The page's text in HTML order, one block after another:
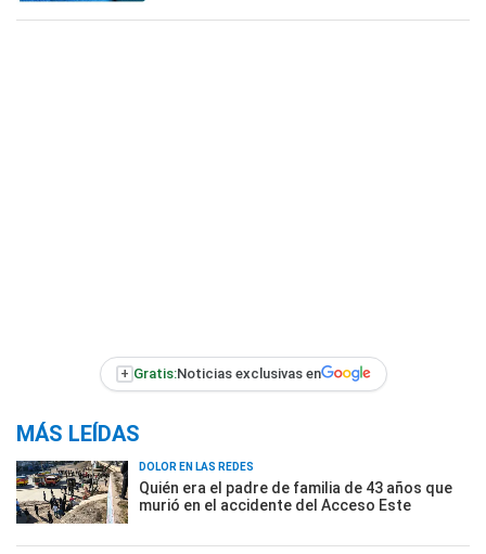
+ Gratis:Noticias exclusivas en
MÁS LEÍDAS
DOLOR EN LAS REDES
Quién era el padre de familia de 43 años que
murió en el accidente del Acceso Este